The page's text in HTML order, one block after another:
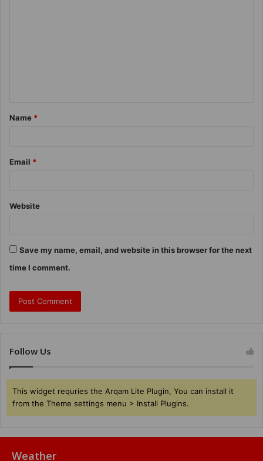
Name *
Email *
Website
Save my name, email, and website in this browser for the next
time I comment.
Follow Us
This widget requries the Arqam Lite Plugin, You can install it
from the Theme settings menu > Install Plugins.
Weather